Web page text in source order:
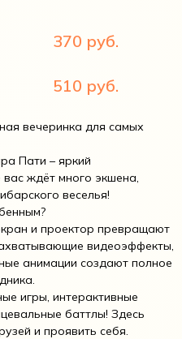
370 руб.
510 руб.
вечеринка для самых
Пати – яркий
ждёт много экшена,
веселья!
и проектор превращают
видеоэффекты,
анимации создают полное
игры, интерактивные
баттлы! Здесь
и проявить себя.